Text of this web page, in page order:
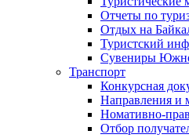
Отчеты по
Отдых на
Туристский
Сувениры
Транспорт
Конкурсная
Направления и
Номативно-
Отбор